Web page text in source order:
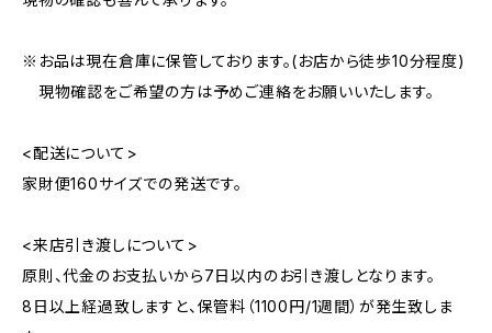
※お品は現在倉庫に保管しております。(お店から徒歩10分程度)
現物確認をご希望の方は予めご連絡をお願いいたします。
<配送について>
家財便160サイズでの発送です。
<来店引き渡しについて>
原則、代金のお支払いから7日以内のお引き渡しとなります。
8日以上経過致しますと、保管料（1100円/1週間）が発生致しま